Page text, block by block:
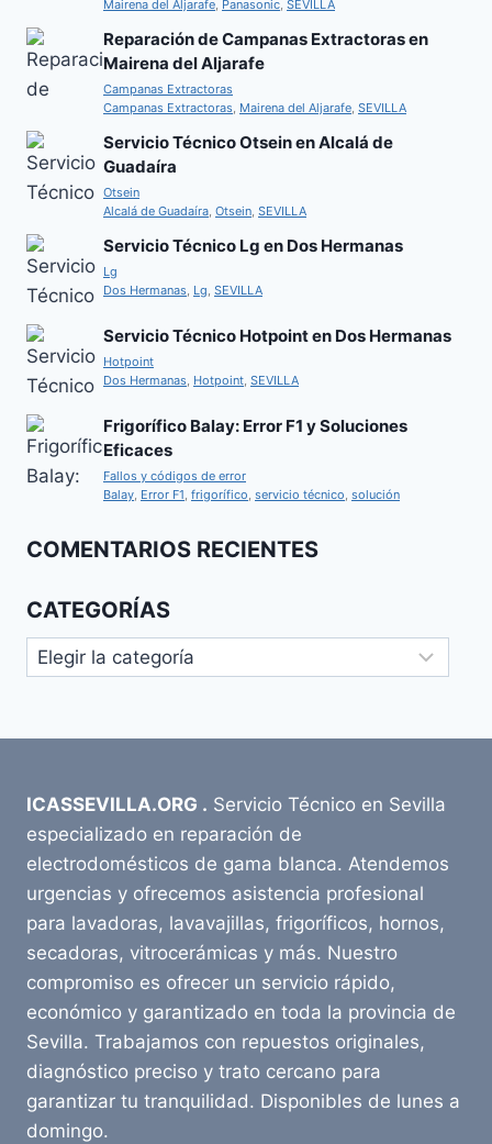
Mairena del Aljarafe, Panasonic, SEVILLA
Reparación de Campanas Extractoras en
Mairena del Aljarafe
Campanas Extractoras
Campanas Extractoras, Mairena del Aljarafe, SEVILLA
Servicio Técnico Otsein en Alcalá de
Guadaíra
Otsein
Alcalá de Guadaíra, Otsein, SEVILLA
Servicio Técnico Lg en Dos Hermanas
Lg
Dos Hermanas, Lg, SEVILLA
Servicio Técnico Hotpoint en Dos Hermanas
Hotpoint
Dos Hermanas, Hotpoint, SEVILLA
Frigorífico Balay: Error F1 y Soluciones
Eficaces
Fallos y códigos de error
Balay, Error F1, frigorífico, servicio técnico, solución
COMENTARIOS RECIENTES
CATEGORÍAS
Categorías
ICASSEVILLA.ORG . Servicio Técnico en Sevilla
especializado en reparación de
electrodomésticos de gama blanca. Atendemos
urgencias y ofrecemos asistencia profesional
para lavadoras, lavavajillas, frigoríficos, hornos,
secadoras, vitrocerámicas y más. Nuestro
compromiso es ofrecer un servicio rápido,
económico y garantizado en toda la provincia de
Sevilla. Trabajamos con repuestos originales,
diagnóstico preciso y trato cercano para
garantizar tu tranquilidad. Disponibles de lunes a
domingo.